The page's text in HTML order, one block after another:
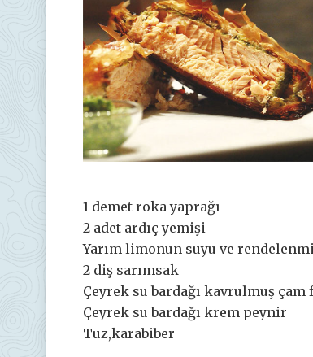
1 demet roka yaprağı
2 adet ardıç yemişi
Yarım limonun suyu ve
2 diş sarımsak
Çeyrek su bardağı kavrulmuş çam
Çeyrek su bardağı krem peynir
Tuz,karabiber